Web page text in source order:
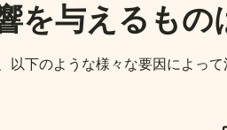
を与えるもの
以下のような様々な要因によって